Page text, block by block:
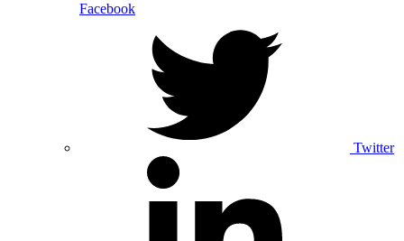
Facebook
Twitter